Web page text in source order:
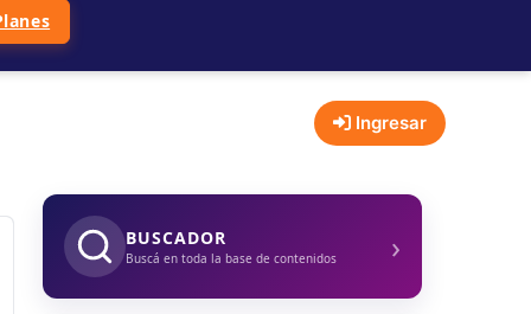
Ingresar
BUSCADOR
Buscá en toda la base de contenidos ›